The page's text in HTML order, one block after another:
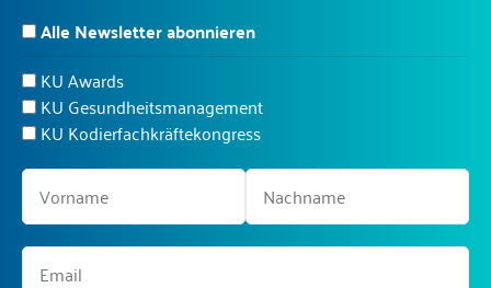
Alle Newsletter abonnieren
KU Awards
KU Gesundheitsmanagement
KU Kodierfachkräftekongress